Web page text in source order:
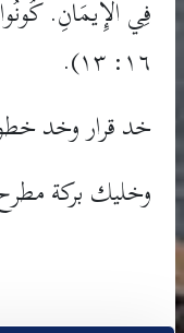
١٦: ١٣).
خد قرار وخد
وخليك بركة